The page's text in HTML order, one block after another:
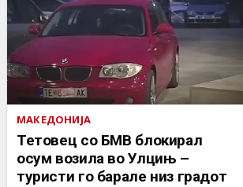
МАКЕДОНИЈА
Тетовец со БМВ блокирал
осум возила во Улцињ –
туристи го барале низ градот